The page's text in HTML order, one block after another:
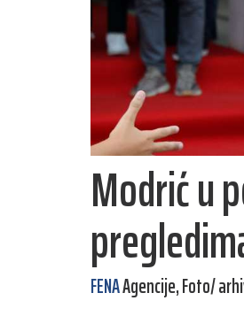
Modrić u
FENAAgencije, Foto/